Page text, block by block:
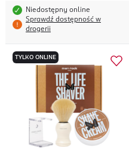
Niedostępny online
Sprawdź dostępność w
drogerii
TYLKO ONLINE